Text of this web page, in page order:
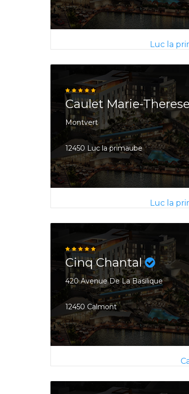
Luc la
Caulet Marie-
Montvert
12450 Luc la primaube
Luc la
Cinq Chantal
420 Avenue De La Basilique
12450 Calmont